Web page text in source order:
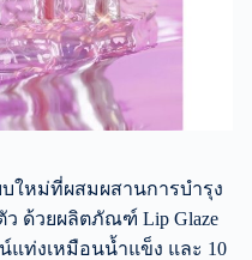
ใหม่ที่ผสมผสานการบำรุง
ด้วยผลิตภัณฑ์ Lip Glaze
แท่งเหมือนน้ำแข็ง และ 10